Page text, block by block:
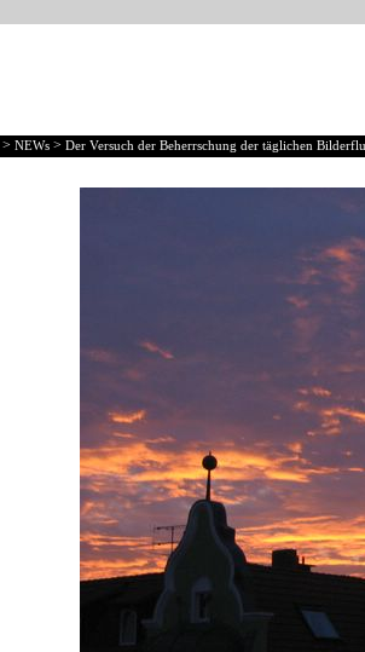
> NEWs > Der Versuch der Beherrschung der täglichen